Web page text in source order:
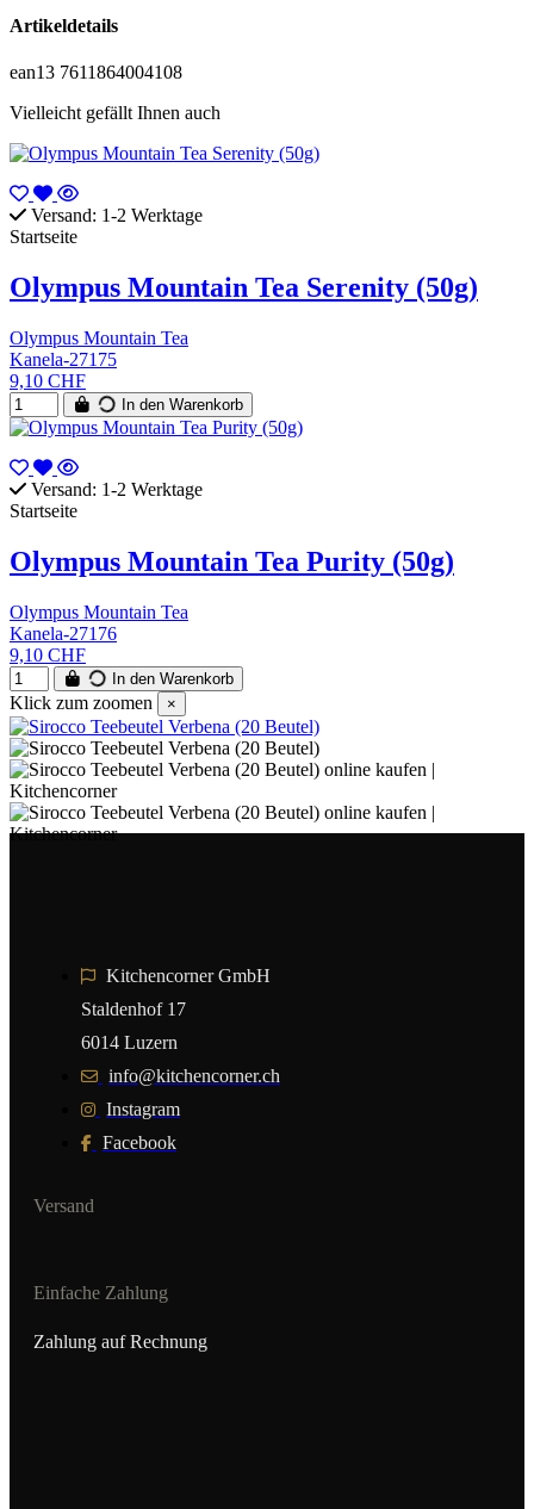
Artikeldetails
ean13 7611864004108
Vielleicht gefällt Ihnen auch
Versand: 1-2 Werktage
Startseite
Olympus Mountain Tea Serenity (50g)
Olympus Mountain Tea
Kanela-27175
9,10 CHF
In den Warenkorb
Versand: 1-2 Werktage
Startseite
Olympus Mountain Tea Purity (50g)
Olympus Mountain Tea
Kanela-27176
9,10 CHF
In den Warenkorb
Klick zum zoomen ×
Kitchencorner GmbH
Staldenhof 17
6014 Luzern
info@kitchencorner.ch
Instagram
Facebook
Versand
Einfache Zahlung
Zahlung auf Rechnung